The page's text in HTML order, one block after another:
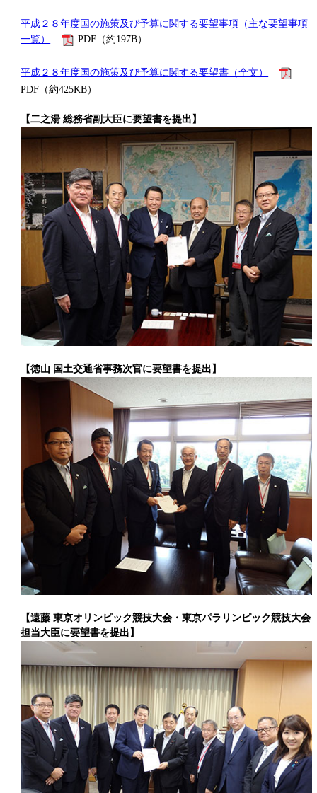
平成２８年度国の施策及び予算に関する要望事項（主な要望事項
一覧）
PDF（約197B）
平成２８年度国の施策及び予算に関する要望書（全文）
PDF（約425KB）
【二之湯 総務省副大臣に要望書を提出】
【徳山 国土交通省事務次官に要望書を提出】
【遠藤 東京オリンピック競技大会・東京パラリンピック競技大会
担当大臣に要望書を提出】